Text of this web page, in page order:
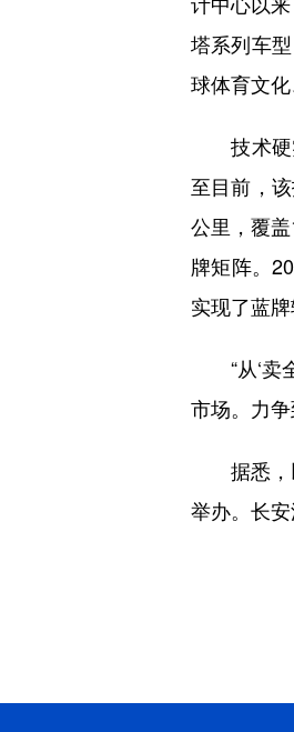
塔系列车
球体育文
技术硬实
至目前，
公里，覆
牌矩阵。
实现了蓝牌
“从‘卖
市场。力
据悉，以
举办。长